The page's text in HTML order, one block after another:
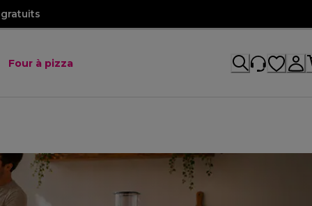
Four à pizza